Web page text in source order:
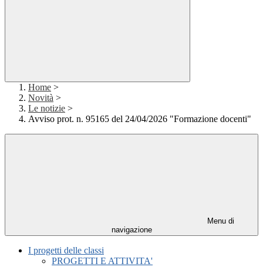
Home >
Novità >
Le notizie >
Avviso prot. n. 95165 del 24/04/2026 "Formazione docenti"
Menu di
navigazione
I progetti delle classi
PROGETTI E ATTIVITA'